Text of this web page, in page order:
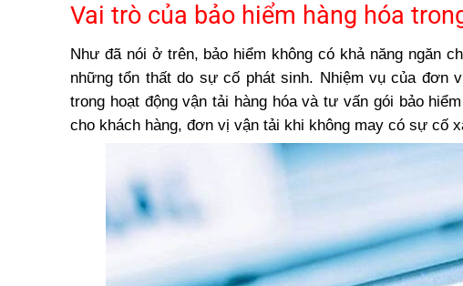
Vai trò của bảo hiểm hàng hóa
Như đã nói ở trên, bảo hiểm không có khả năng ngăn
những tổn thất do sự cố phát sinh. Nhiệm vụ của đơn
trong hoạt động vận tải hàng hóa và tư vấn gói bảo
cho khách hàng, đơn vị vận tải khi không may có sự cố